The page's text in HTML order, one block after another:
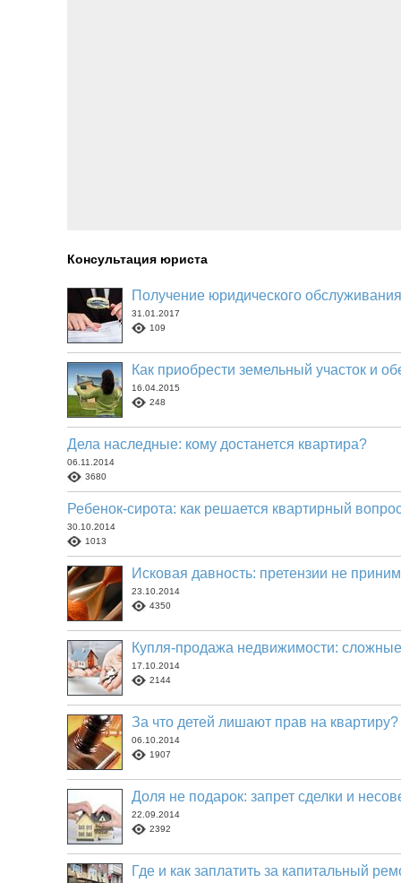
Консультация юриста
Получение юридического обслуживания
31.01.2017
109
Как приобрести земельный участок и
16.04.2015
248
Дела наследные: кому достанется квартира?
06.11.2014
3680
Ребенок-сирота: как решается квартирный
30.10.2014
1013
Исковая давность: претензии не
23.10.2014
4350
Купля-продажа недвижимости:
17.10.2014
2144
За что детей лишают прав на квартиру?
06.10.2014
1907
Доля не подарок: запрет сделки и
22.09.2014
2392
Где и как заплатить за капитальный